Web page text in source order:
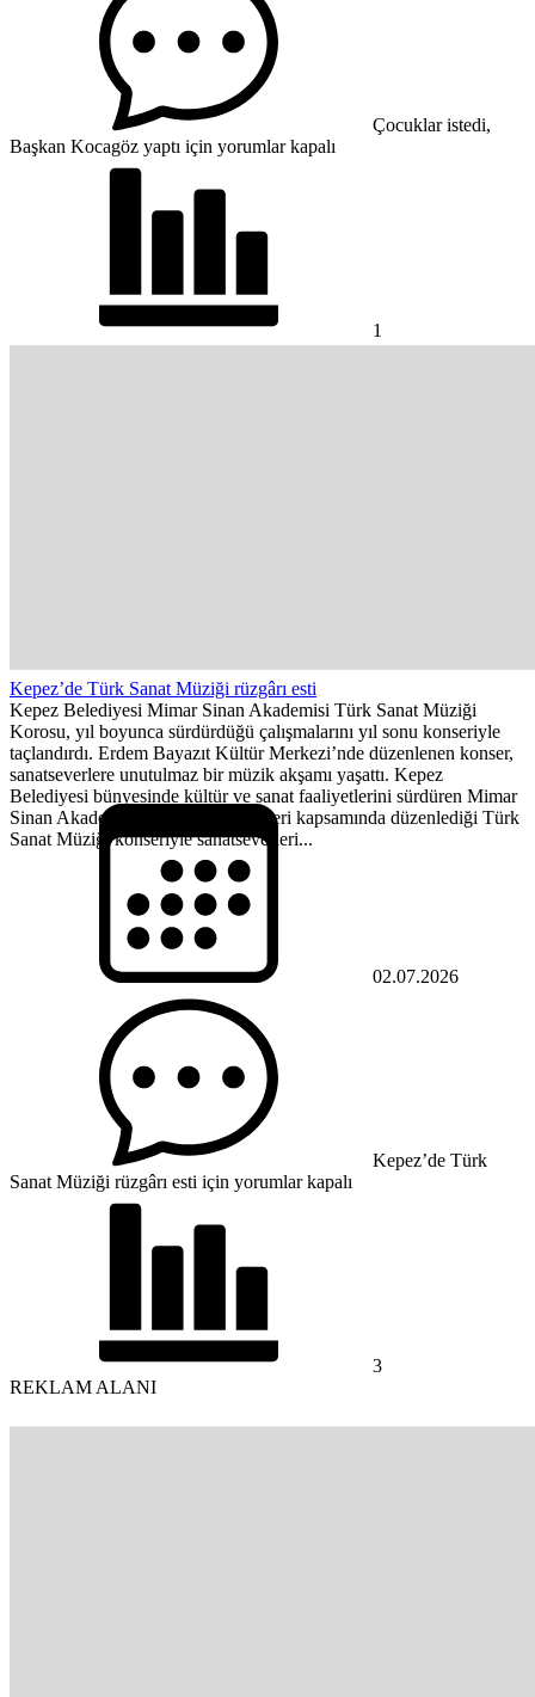
Çocuklar istedi,
Başkan Kocagöz yaptı için yorumlar kapalı
1
Kepez’de Türk Sanat Müziği rüzgârı esti
Kepez Belediyesi Mimar Sinan Akademisi Türk Sanat Müziği
Korosu, yıl boyunca sürdürdüğü çalışmalarını yıl sonu konseriyle
taçlandırdı. Erdem Bayazıt Kültür Merkezi’nde düzenlenen konser,
sanatseverlere unutulmaz bir müzik akşamı yaşattı. Kepez
Belediyesi bünyesinde kültür ve sanat faaliyetlerini sürdüren Mimar
Sinan Akademisi, yıl sonu etkinlikleri kapsamında düzenlediği Türk
Sanat Müziği konseriyle sanatseverleri...
02.07.2026
Kepez’de Türk
Sanat Müziği rüzgârı esti için yorumlar kapalı
3
REKLAM ALANI